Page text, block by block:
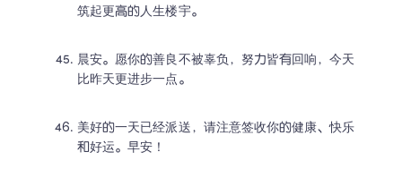
筑起更高的人生楼宇。
晨安。愿你的善良不被辜负，努力皆有回响，今天
比昨天更进步一点。
美好的一天已经派送，请注意签收你的健康、快乐
和好运。早安！